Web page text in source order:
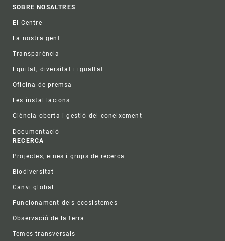
Footer
SOBRE NOSALTRES
El Centre
La nostra gent
Transparència
Equitat, diversitat i igualtat
Oficina de premsa
Les instal·lacions
Ciència oberta i gestió del coneixement
Documentació
RECERCA
Projectes, eines i grups de recerca
Biodiversitat
Canvi global
Funcionament dels ecosistemes
Observació de la terra
Temes transversals